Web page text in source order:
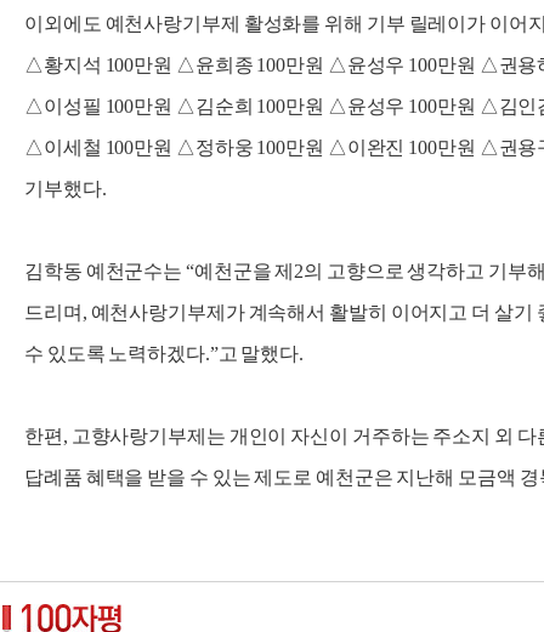
이외에도 예천사랑기부제 활성화를 위해 기부 릴레이가 이어
△황지석 100만원 △윤희종 100만원 △윤성우 100만원 △권용
△이성필 100만원 △김순희 100만원 △윤성우 100만원 △김인
△이세철 100만원 △정하웅 100만원 △이완진 100만원 △권용
기부했다.
김학동 예천군수는 “예천군을 제2의 고향으로 생각하고 기부
드리며, 예천사랑기부제가 계속해서 활발히 이어지고 더 살기
수 있도록 노력하겠다.”고 말했다.
한편, 고향사랑기부제는 개인이 자신이 거주하는 주소지 외
답례품 혜택을 받을 수 있는 제도로 예천군은 지난해 모금액